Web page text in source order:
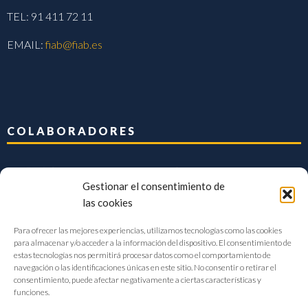
Gestionar el consentimiento de
las cookies
Para ofrecer las mejores experiencias, utilizamos tecnologías como las cookies
para almacenar y/o acceder a la información del dispositivo. El consentimiento de
estas tecnologías nos permitirá procesar datos como el comportamiento de
navegación o las identificaciones únicas en este sitio. No consentir o retirar el
consentimiento, puede afectar negativamente a ciertas características y
funciones.
TEL: 91 411 72 11
EMAIL:fiab@fiab.es
COLABORADORES